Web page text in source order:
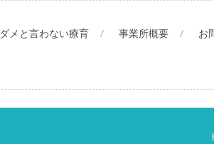
ダメと言わない療育 事業所概要 お